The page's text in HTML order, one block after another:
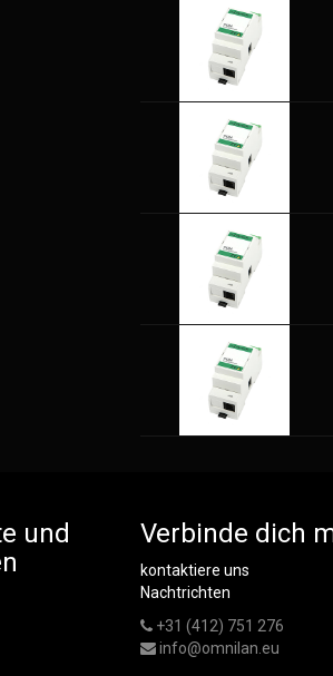
und
Verbinde dich
kontaktiere uns
Nachtrichten
+31 (412) 751 276
info@omnilan.eu